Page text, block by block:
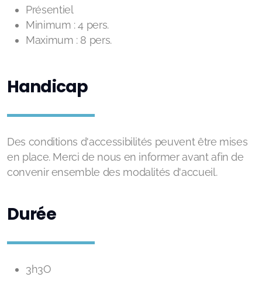
Présentiel
Minimum : 4 pers.
Maximum : 8 pers.
Handicap
Des conditions d'accessibilités peuvent être mises
en place. Merci de nous en informer avant afin de
convenir ensemble des modalités d'accueil.
Durée
3h3O